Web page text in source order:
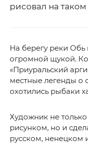
рисовал на
На берегу реки Обь
огромной щукой.
«Приуральский
местные легенды о
охотились рыбаки
Художник не
рисунком, но и
русском, ненецком